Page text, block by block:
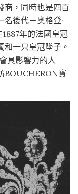
商，同時也是四百
後代－奧格登·
年的法國皇冠
一只皇冠墜子。
具影響力的人
BOUCHERON寶